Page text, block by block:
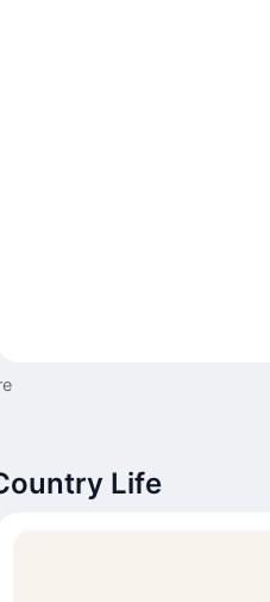
Life